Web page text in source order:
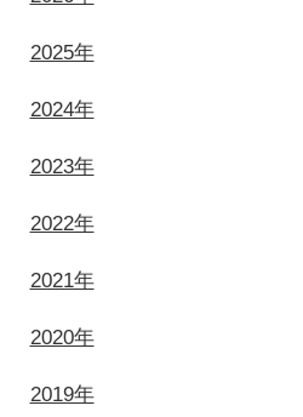
2025年
2024年
2023年
2022年
2021年
2020年
2019年